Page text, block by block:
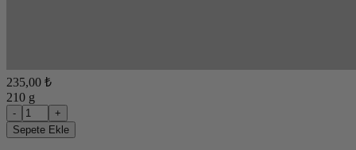
235,00 ₺
210 g
-
+
Sepete Ekle